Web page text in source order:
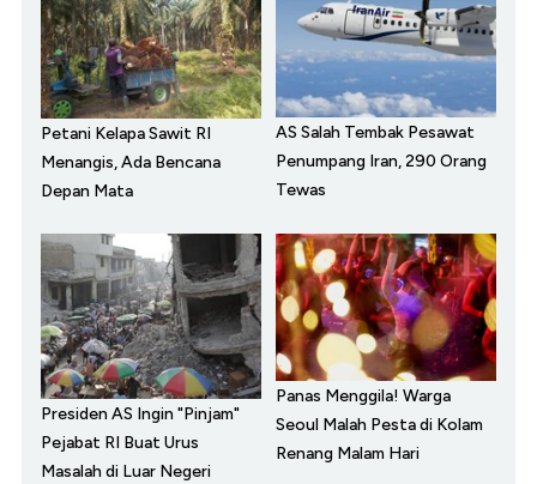
Petani Kelapa Sawit RI
Menangis, Ada Bencana
Depan Mata
AS Salah Tembak Pesawat
Penumpang Iran, 290 Orang
Tewas
Presiden AS Ingin "Pinjam"
Pejabat RI Buat Urus
Masalah di Luar Negeri
Panas Menggila! Warga
Seoul Malah Pesta di Kolam
Renang Malam Hari